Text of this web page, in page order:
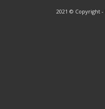
2021 © Copyright -